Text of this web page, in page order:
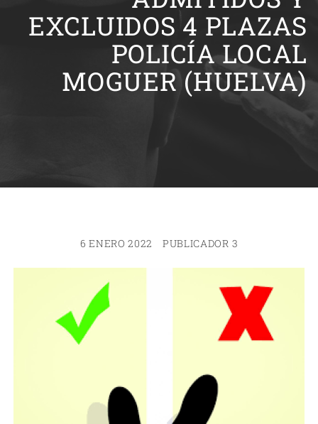
EXCLUIDOS 4 PLAZAS
POLICÍA LOCAL
MOGUER (HUELVA)
6 ENERO 2022 PUBLICADOR 3